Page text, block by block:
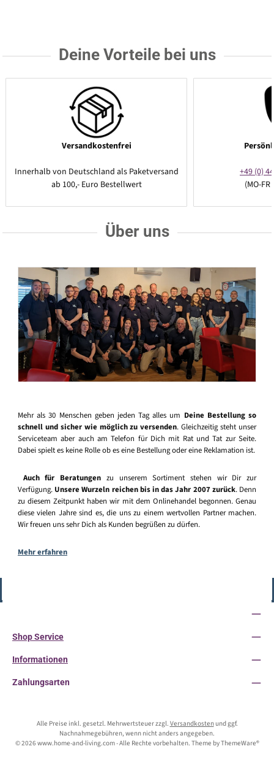
Deine Vorteile bei uns
Versandkostenfrei
Innerhalb von Deutschland als Paketversand
ab 100,- Euro Bestellwert
+49 (0)
(MO-
Über uns
Mehr als 30 Menschen geben jeden Tag alles um Deine Bestellung so
schnell und sicher wie möglich zu versenden. Gleichzeitig steht unser
Serviceteam aber auch am Telefon für Dich mit Rat und Tat zur Seite.
Dabei spielt es keine Rolle ob es eine Bestellung oder eine Reklamation ist.
Auch für Beratungen zu unserem Sortiment stehen wir Dir zur
Verfügung. Unsere Wurzeln reichen bis in das Jahr 2007 zurück. Denn
zu diesem Zeitpunkt haben wir mit dem Onlinehandel begonnen. Genau
diese vielen Jahre sind es, die uns zu einem wertvollen Partner machen.
Wir freuen uns sehr Dich als Kunden begrüßen zu dürfen.
Mehr erfahren
Shop Service
Informationen
Zahlungsarten
Alle Preise inkl. gesetzl. Mehrwertsteuer zzgl. Versandkostenund ggf.
Nachnahmegebühren, wenn nicht anders angegeben.
© 2026 www.home-and-living.com - Alle Rechte vorbehalten. Theme byThemeWare®